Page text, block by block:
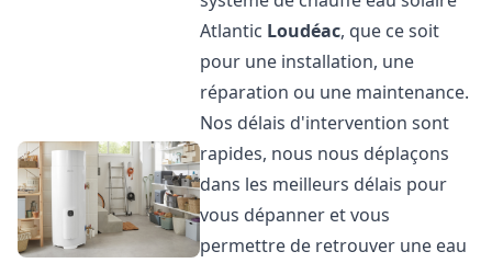
Atlantic Loudéac, que ce soit
pour une installation, une
réparation ou une maintenance.
Nos délais d'intervention sont
rapides, nous nous déplaçons
dans les meilleurs délais pour
vous dépanner et vous
permettre de retrouver une eau